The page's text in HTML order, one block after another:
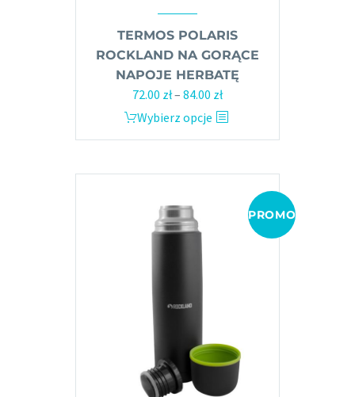
TERMOS POLARIS
ROCKLAND NA GORĄCE
NAPOJE HERBATĘ
72.00 zł– 84.00 złZakres
cen:
do
84.00 zł
Wybierz opcje
Ten
produkt
wiele
Opcje
można
wybrać
produktu
PROMOCJA!